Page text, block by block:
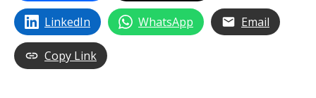
LinkedIn WhatsApp Email
Copy Link